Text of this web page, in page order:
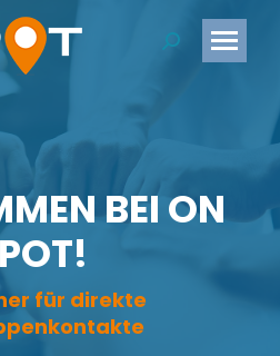
Search:
BEI ON
für direkte